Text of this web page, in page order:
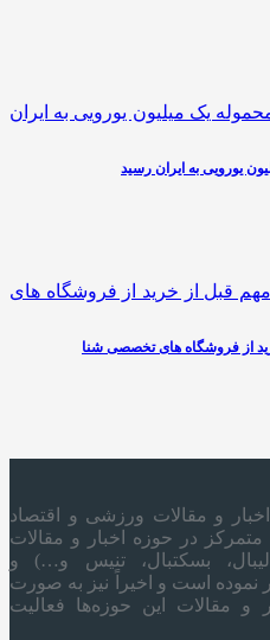
یورویی به ایران رسید
از فروشگاه های تخصصی شنا
و مقالات ورزشی و اقتصاد
به صورت متمرکز در حوزه اخبار و مقالات
بسکتبال، تنیس و…) و
نموده است و اخیراً نیز به صورت
و مقالات این حوزه‌ها فعالیت